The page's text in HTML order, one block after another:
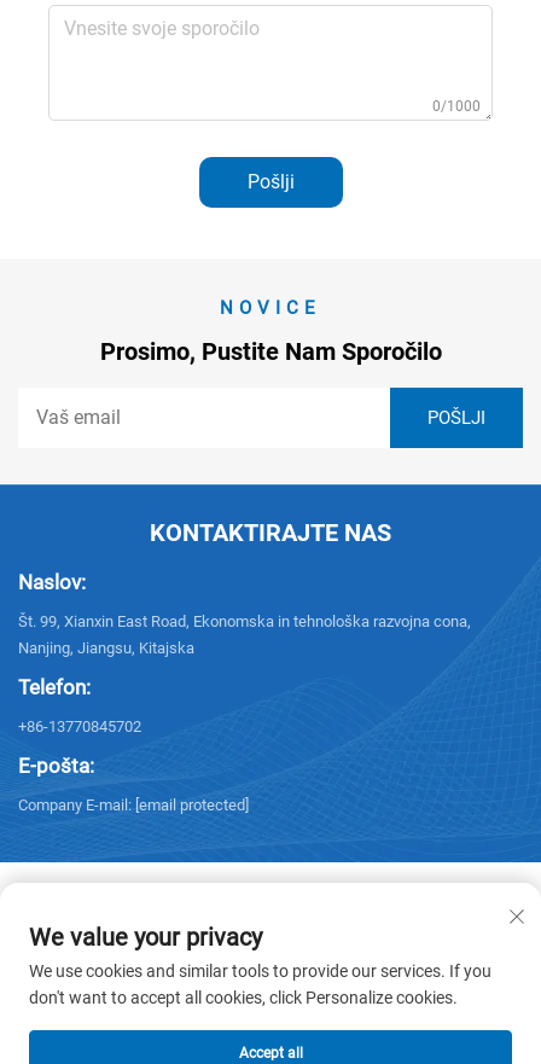
0/1000
Pošlji
NOVICE
Prosimo, Pustite Nam Sporočilo
KONTAKTIRAJTE NAS
Naslov:
Št. 99, Xianxin East Road, Ekonomska in tehnološka razvojna cona,
Nanjing, Jiangsu, Kitajska
Telefon:
+86-13770845702
E-pošta:
Company E-mail: [email protected]
Avtorske pravice © 2026 NANJING ELECTRIC. Vse pravice pridržane. -
Politika zasebnosti
We value your privacy
We use cookies and similar tools to provide our services. If you
don't want to accept all cookies, click Personalize cookies.
Accept all